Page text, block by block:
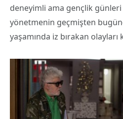
deneyimli ama gençlik
yönetmenin geçmişten
yaşamında iz bırakan olayları